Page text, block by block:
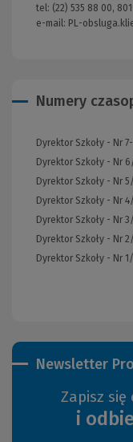
Newsletter
Zapisz
i
tel: (22) 535 88 00, 801
e-mail: PL-
Numery
Dyrektor Szkoły - Nr
Dyrektor Szkoły - Nr
Dyrektor Szkoły - Nr
Dyrektor Szkoły - Nr
Dyrektor Szkoły - Nr
Dyrektor Szkoły - Nr
Dyrektor Szkoły - Nr